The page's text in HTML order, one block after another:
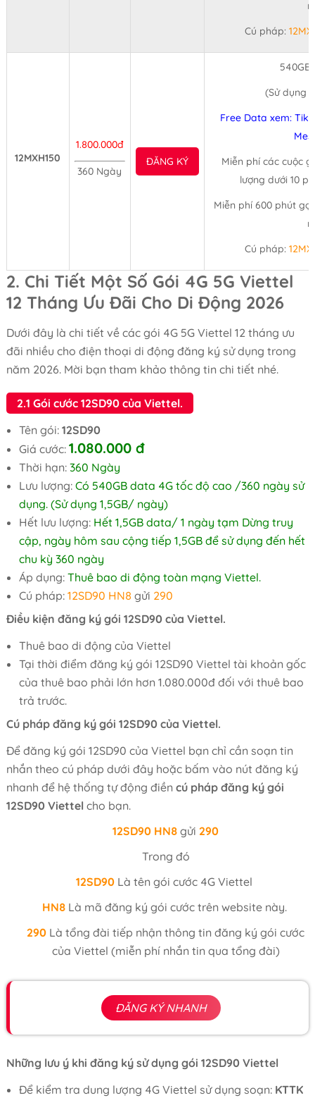
Cú pháp:
12MXH150
1.800.000đ
360 Ngày
ĐĂNG KÝ
(Sử dụng
Free Data xem:
Miễn phí các cuộc
lượng dưới 10
Miễn phí 600 phút
Cú pháp:
2. Chi Tiết Một Số Gói 4G 5G Viettel
12 Tháng Ưu Đãi Cho Di Động 2026
Dưới đây là chi tiết về các gói 4G 5G Viettel 12 tháng ưu
đãi nhiều cho điện thoại di động đăng ký sử dụng trong
năm 2026. Mời bạn tham khảo thông tin chi tiết nhé.
2.1 Gói cước 12SD90 của Viettel.
Tên gói: 12SD90
Giá cước: 1.080.000 đ
Thời hạn: 360 Ngày
Lưu lượng:Có 540GB data 4G tốc độ cao /360 ngày sử
dụng. (Sử dụng 1,5GB/ ngày)
Hết lưu lượng:Hết 1,5GB data/ 1 ngày tạm Dừng truy
cập, ngày hôm sau cộng tiếp 1,5GB để sử dụng đến hết
chu kỳ 360 ngày
Áp dụng: Thuê bao di động toàn mạng Viettel.
Cú pháp: 12SD90 HN8 gửi 290
Điều kiện đăng ký gói 12SD90 của Viettel.
Thuê bao di động của Viettel
Tại thời điểm đăng ký gói 12SD90 Viettel tài khoản gốc
của thuê bao phải lớn hơn 1.080.000đ đối với thuê bao
trả trước.
Cú pháp đăng ký gói 12SD90 của Viettel.
Để đăng ký gói 12SD90 của Viettel bạn chỉ cần soạn tin
nhắn theo cú pháp dưới đây hoặc bấm vào nút đăng ký
nhanh để hệ thống tự động điền cú pháp đăng ký gói
12SD90 Viettel cho bạn.
12SD90 HN8 gửi 290
Trong đó
12SD90 Là tên gói cước 4G Viettel
HN8 Là mã đăng ký gói cước trên website này.
290 Là tổng đài tiếp nhận thông tin đăng ký gói cước
của Viettel (miễn phí nhắn tin qua tổng đài)
ĐĂNG KÝ NHANH
Những lưu ý khi đăng ký sử dụng gói 12SD90 Viettel
Để kiểm tra dung lượng 4G Viettel sử dụng soạn: KTTK